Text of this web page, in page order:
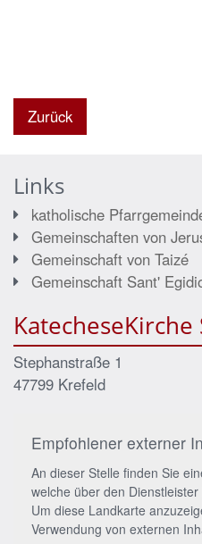
Zurück
Links
katholische
Gemeinschaften von
Gemeinschaft von Taizé
Gemeinschaft Sant'
KatecheseKirche
Stephanstraße 1
47799 Krefeld
Empfohlener externer
An dieser Stelle finden Sie
welche über den
Um diese Landkarte
Verwendung von externen